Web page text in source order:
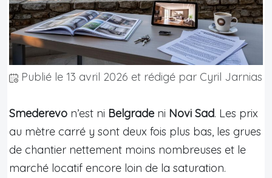
Publié le 13 avril 2026 et rédigé par Cyril Jarnias
Smederevo n’est ni Belgrade ni Novi Sad. Les prix
au mètre carré y sont deux fois plus bas, les grues
de chantier nettement moins nombreuses et le
marché locatif encore loin de la saturation.